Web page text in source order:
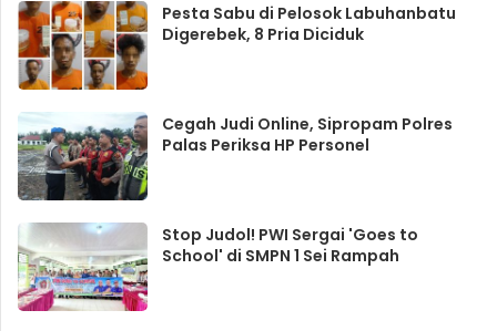
Pesta Sabu di Pelosok Labuhanbatu
Digerebek, 8 Pria Diciduk
Cegah Judi Online, Sipropam Polres
Palas Periksa HP Personel
Stop Judol! PWI Sergai 'Goes to
School' di SMPN 1 Sei Rampah